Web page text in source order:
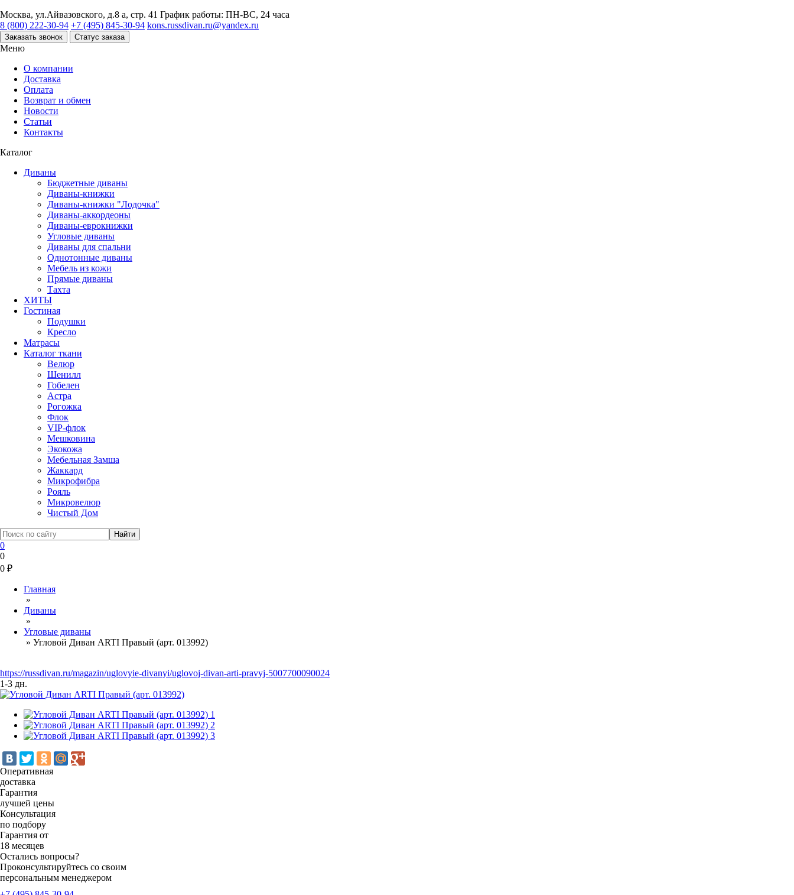
Москва, ул.Айвазовского, д.8 а, стр. 41 График работы: ПН-ВС, 24 часа
8 (800) 222-30-94 +7 (495) 845-30-94 kons.russdivan.ru@yandex.ru
Заказать звонок Статус заказа
Меню
О компании
Доставка
Оплата
Возврат и обмен
Новости
Статьи
Контакты
Каталог
Диваны
Бюджетные диваны
Диваны-книжки
Диваны-книжки "Лодочка"
Диваны-аккордеоны
Диваны-еврокнижки
Угловые диваны
Диваны для спальни
Однотонные диваны
Мебель из кожи
Прямые диваны
Тахта
ХИТЫ
Гостиная
Подушки
Кресло
Матрасы
Каталог ткани
Велюр
Шенилл
Гобелен
Астра
Рогожка
Флок
VIP-флок
Мешковина
Экокожа
Мебельная Замша
Жаккард
Микрофибра
Рояль
Микровелюр
Чистый Дом
0
0
0 ₽
Главная
»
Диваны
»
Угловые диваны
» Угловой Диван ARTI Правый (арт. 013992)
https://russdivan.ru/magazin/uglovyie-divanyi/uglovoj-divan-arti-pravyj-5007700090024
1-3 дн.
Оперативная
доставка
Гарантия
лучшей цены
Консультация
по подбору
Гарантия от
18 месяцев
Остались вопросы?
Проконсультируйтесь со своим
персональным менеджером